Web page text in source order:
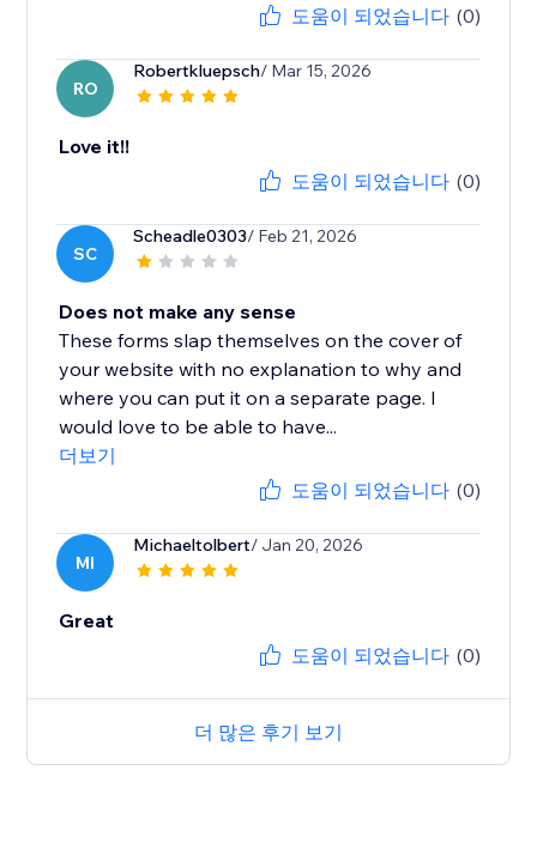
도움이 되었습니다 (0)
RO
Robertkluepsch/ Mar 15, 2026
Love it!!
도움이 되었습니다 (0)
SC
Scheadle0303/ Feb 21, 2026
Does not make any sense
These forms slap themselves on the cover of
your website with no explanation to why and
where you can put it on a separate page. I
would love to be able to have...
더보기
도움이 되었습니다 (0)
MI
Michaeltolbert/ Jan 20, 2026
Great
도움이 되었습니다 (0)
더 많은 후기 보기